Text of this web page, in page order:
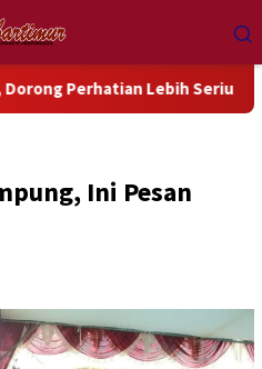
Lebih Serius Terhadap Isu
Ini Pesan